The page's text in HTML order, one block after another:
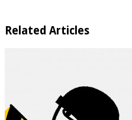
Related Articles